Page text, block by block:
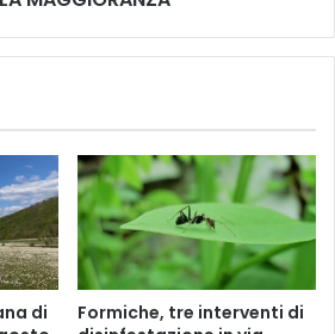
di
Formiche, tre interventi di